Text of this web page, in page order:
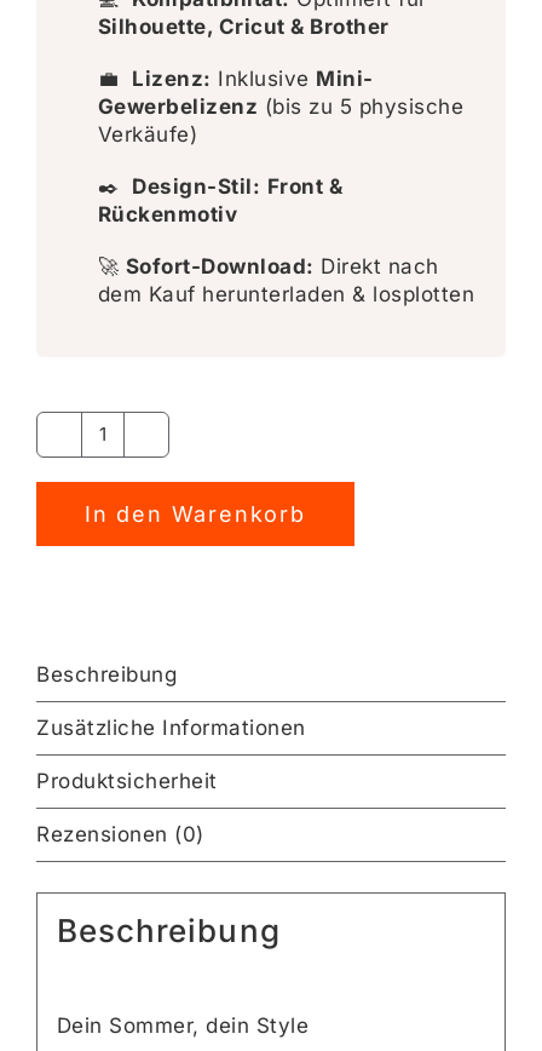
Silhouette, Cricut & Brother
💼 Lizenz: Inklusive Mini-
Gewerbelizenz (bis zu 5 physische
Verkäufe)
✒️ Design-Stil: Front &
Rückenmotiv
🚀 Sofort-Download: Direkt nach
dem Kauf herunterladen & losplotten
Buongiorno
Club
Plotterdatei
In den Warenkorb
Alternative:
Beschreibung
Zusätzliche Informationen
Produktsicherheit
Rezensionen (0)
Beschreibung
Dein Sommer, dein Style